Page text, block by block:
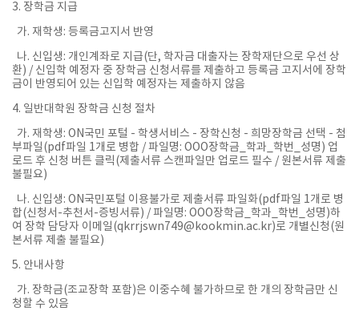
3. 장학금 지급
가. 재학생: 등록금고지서 반영
나. 신입생: 개인계좌로 지급(단, 학자금 대출자는 장학재단으로 우선 상
환) / 신입학 예정자 중 장학금 신청서류를 제출하고 등록금 고지서에 장학
금이 반영되어 있는 신입학 예정자는 제출하지 않음
4. 일반대학원 장학금 신청 절차
가. 재학생: ON국민 포털 - 학생서비스 - 장학신청 - 희망장학금 선택 - 첨
부파일(pdf파일 1개로 병합 / 파일명: OOO장학금_학과_학번_성명) 업
로드 후 신청 버튼 클릭(제출서류 스캔파일만 업로드 필수 / 원본서류 제출
불필요)
나. 신입생: ON국민포털 이용불가로 제출서류 파일화(pdf파일 1개로 병
합(신청서-추천서-증빙서류) / 파일명: OOO장학금_학과_학번_성명)하
여 장학 담당자 이메일(qkrrjswn749@kookmin.ac.kr)로 개별신청(원
본서류 제출 불필요)
5. 안내사항
가. 장학금(조교장학 포함)은 이중수혜 불가하므로 한 개의 장학금만 신
청할 수 있음